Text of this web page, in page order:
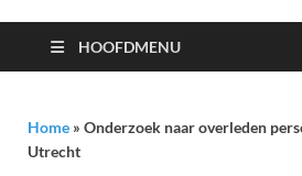
HOOFDMENU
Home » Onderzoek naar overleden
Utrecht